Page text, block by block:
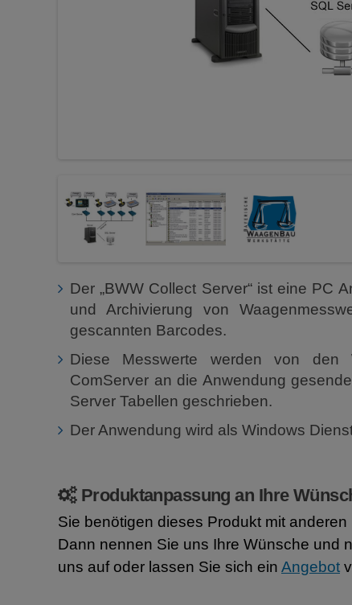
Der „BWW Collect Server“ ist eine PC
und Archivierung von
gescannten Barcodes.
Diese Messwerte werden von den
ComServer an die Anwendung
Server Tabellen geschrieben.
Der Anwendung wird als Windows
Produktanpassung an Ihre
Sie benötigen dieses Produkt mit
Dann nennen Sie uns Ihre Wünsche und
uns auf oder lassen Sie sich ein Angebot